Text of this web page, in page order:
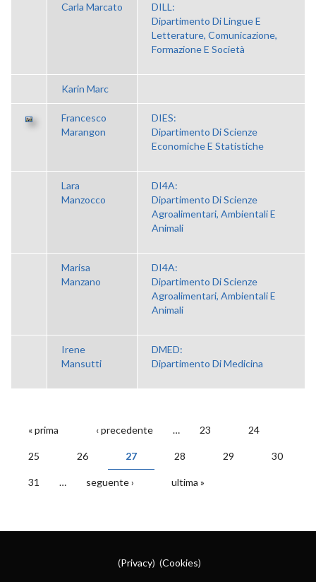
Carla Marcato
DILL:
Dipartimento Di Lingue E
Letterature, Comunicazione,
Formazione E Società
Karin Marc
Francesco
Marangon
DIES:
Dipartimento Di Scienze
Economiche E Statistiche
Lara
Manzocco
DI4A:
Dipartimento Di Scienze
Agroalimentari, Ambientali E
Animali
Marisa
Manzano
DI4A:
Dipartimento Di Scienze
Agroalimentari, Ambientali E
Animali
Irene
Mansutti
DMED:
Dipartimento Di Medicina
PAGINE
« prima ‹ precedente … 23 24
25 26 27 28 29 30
31 … seguente › ultima »
(Privacy) (Cookies)